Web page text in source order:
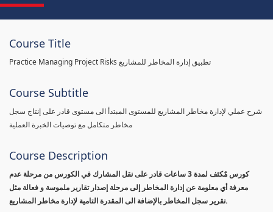
Course Title
Practice Managing Project Risks تطبيق إدارة المخاطر للمشاريع
Course Subtitle
شرح عملي لإدارة مخاطر المشاريع للمستوى المبتدأ الى مستوى قادر على إنتاج سجل
مخاطر متكامل مع توصيات الخبرة العملية
Course Description
كورس مٌكثف لمدة 3 ساعات قادر على نقل المشارك في الكورس من مرحلة عدم
معرفة أي معلومة عن إدارة المخاطر إلى مرحلة إصدار تقارير ملموسة و فعالة مثل
تقرير سجل المخاطر بالإضافة الى المقدرة التامية لإدارة مخاطر المشاريع.